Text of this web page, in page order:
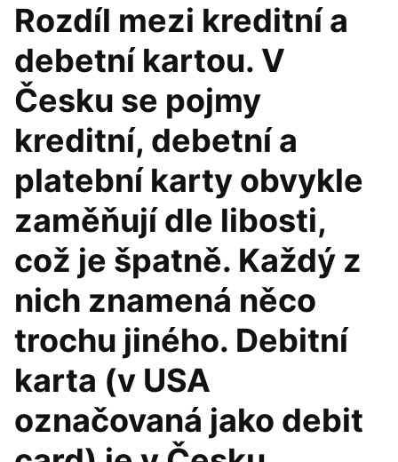
Rozdíl mezi kreditní a
debetní kartou. V
Česku se pojmy
kreditní, debetní a
platební karty obvykle
zaměňují dle libosti,
což je špatně. Každý z
nich znamená něco
trochu jiného. Debitní
karta (v USA
označovaná jako debit